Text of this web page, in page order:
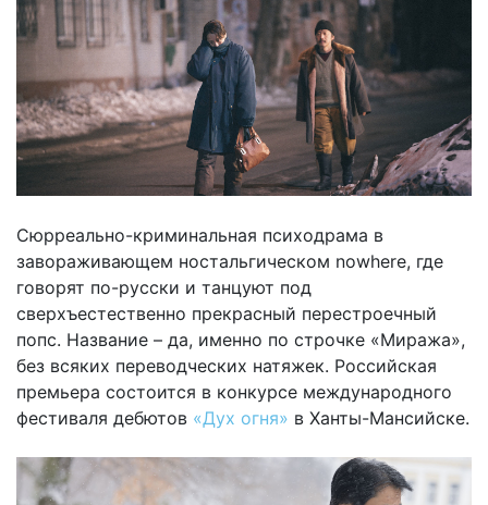
Сюрреально-криминальная психодрама в
завораживающем ностальгическом nowhere, где
говорят по-русски и танцуют под
сверхъестественно прекрасный перестроечный
попс. Название – да, именно по строчке «Миража»,
без всяких переводческих натяжек. Российская
премьера состоится в конкурсе международного
фестиваля дебютов «Дух огня» в Ханты-Мансийске.